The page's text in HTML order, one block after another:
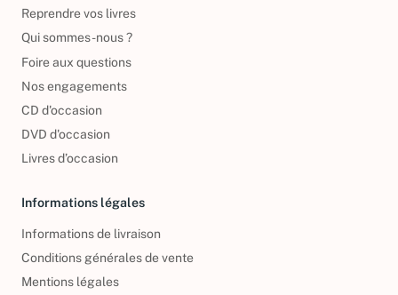
Reprendre vos livres
Qui sommes-nous ?
Foire aux questions
Nos engagements
CD d'occasion
DVD d'occasion
Livres d’occasion
Informations légales
Informations de livraison
Conditions générales de vente
Mentions légales